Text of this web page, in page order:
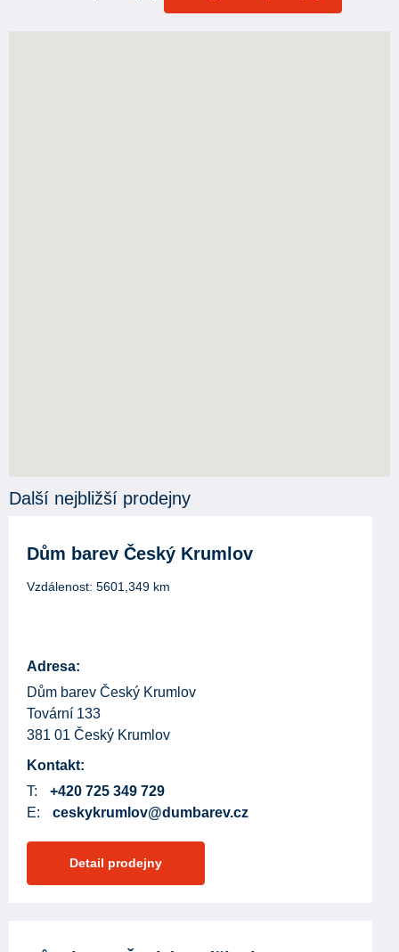
Další nejbližší prodejny
Dům barev Český Krumlov
Vzdálenost: 5601,349 km
Adresa:
Dům barev Český Krumlov
Tovární 133
381 01 Český Krumlov
Kontakt:
T:
+420 725 349 729
E:
ceskykrumlov@dumbarev.cz
Detail prodejny